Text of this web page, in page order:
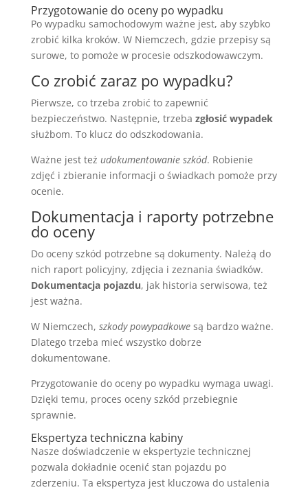
Przygotowanie do oceny po wypadku
Po wypadku samochodowym ważne jest, aby szybko
zrobić kilka kroków. W Niemczech, gdzie przepisy są
surowe, to pomoże w procesie odszkodowawczym.
Co zrobić zaraz po wypadku?
Pierwsze, co trzeba zrobić to zapewnić
bezpieczeństwo. Następnie, trzeba zgłosić wypadek
służbom. To klucz do odszkodowania.
Ważne jest też udokumentowanie szkód. Robienie
zdjęć i zbieranie informacji o świadkach pomoże przy
ocenie.
Dokumentacja i raporty potrzebne
do oceny
Do oceny szkód potrzebne są dokumenty. Należą do
nich raport policyjny, zdjęcia i zeznania świadków.
Dokumentacja pojazdu, jak historia serwisowa, też
jest ważna.
W Niemczech, szkody powypadkowesą bardzo ważne.
Dlatego trzeba mieć wszystko dobrze
dokumentowane.
Przygotowanie do oceny po wypadku wymaga uwagi.
Dzięki temu, proces oceny szkód przebiegnie
sprawnie.
Ekspertyza techniczna kabiny
Nasze doświadczenie w ekspertyzie technicznej
pozwala dokładnie ocenić stan pojazdu po
zderzeniu. Ta ekspertyza jest kluczowa do ustalenia